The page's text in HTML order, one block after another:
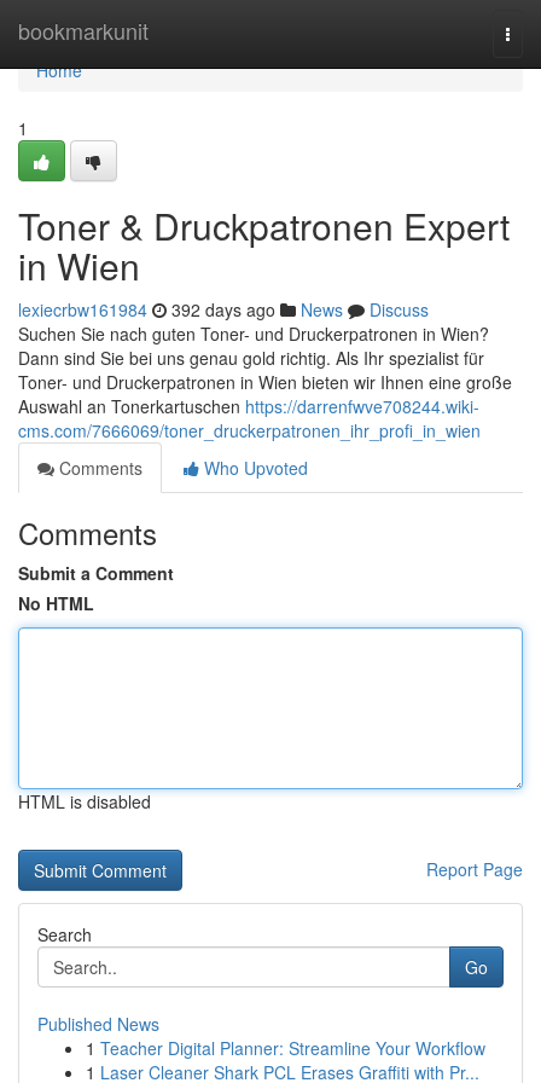
bookmarkunit
Home
Home
1
Toner & Druckpatronen Expert
in Wien
lexiecrbw161984 392 days ago News
Discuss
Suchen Sie nach guten Toner- und Druckerpatronen in Wien?
Dann sind Sie bei uns genau gold richtig. Als Ihr spezialist für
Toner- und Druckerpatronen in Wien bieten wir Ihnen eine große
Auswahl an Tonerkartuschen https://darrenfwve708244.wiki-
cms.com/7666069/toner_druckerpatronen_ihr_profi_in_wien
Comments
Who Upvoted
Comments
Submit a Comment
No HTML
HTML is disabled
Report Page
Search
Go
Published News
1 Teacher Digital Planner: Streamline Your Workflow
1 Laser Cleaner Shark PCL Erases Graffiti with Pr...